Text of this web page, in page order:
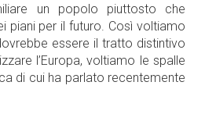
un popolo piuttosto che
piani per il futuro. Così voltiamo
essere il tratto distintivo
l’Europa, voltiamo le spalle
di cui ha parlato recentemente